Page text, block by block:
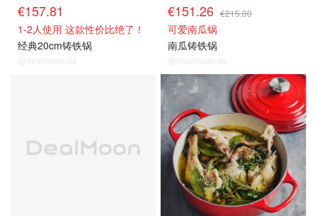
€157.81
1-2人使用 这款性价比绝了！
经典20cm铸铁锅
@dealmoon.de
€151.26 €215.00
可爱南瓜锅
南瓜铸铁锅
@dealmoon.de